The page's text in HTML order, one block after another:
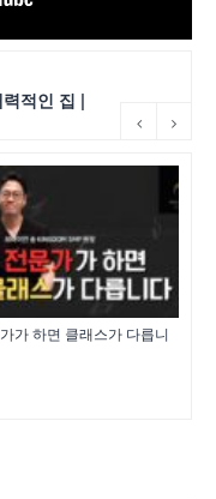
적인 집 |
가 하면 클래스가 다릅니